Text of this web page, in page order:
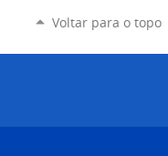
Voltar para o topo